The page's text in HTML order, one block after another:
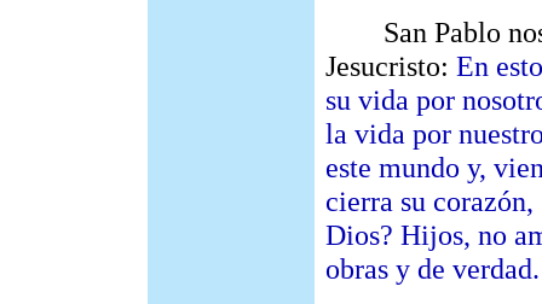
San Pablo nos
Jesucristo: En
su vida por
la vida por
este mundo y,
cierra su
Dios? Hijos, no
obras y de verdad.